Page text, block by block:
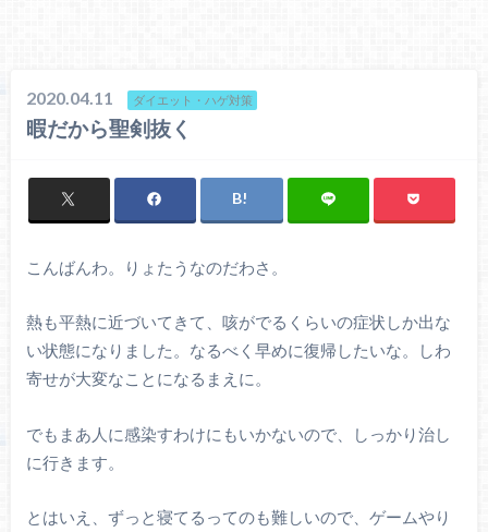
2020.04.11 ダイエット・ハゲ対策
暇だから聖剣抜く
こんばんわ。りょたうなのだわさ。
熱も平熱に近づいてきて、咳がでるくらいの症状しか出な
い状態になりました。なるべく早めに復帰したいな。しわ
寄せが大変なことになるまえに。
でもまあ人に感染すわけにもいかないので、しっかり治し
に行きます。
とはいえ、ずっと寝てるってのも難しいので、ゲームやり